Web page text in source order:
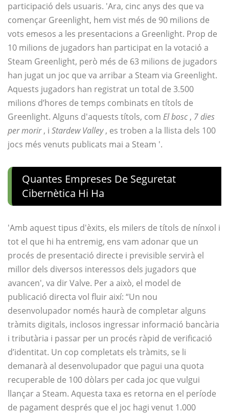
participació dels usuaris. 'Ara, cinc anys des que va
començar Greenlight, hem vist més de 90 milions de
vots emesos a les presentacions a Greenlight. Prop de
10 milions de jugadors han participat en la votació a
Steam Greenlight, però més de 63 milions de jugadors
han jugat un joc que va arribar a Steam via Greenlight.
Aquests jugadors han registrat un total de 3.500
milions d’hores de temps combinats en títols de
Greenlight. Alguns d'aquests títols, com El bosc , 7 dies
per morir, i Stardew Valley, es troben a la llista dels 100
jocs més venuts publicats mai a Steam '.
Quantes Empreses De Seguretat
Cibernètica Hi Ha
'Amb aquest tipus d'èxits, els milers de títols de nínxol i
tot el que hi ha entremig, ens vam adonar que un
procés de presentació directe i previsible servirà el
millor dels diversos interessos dels jugadors que
avancen', va dir Valve. Per a això, el model de
publicació directa vol fluir així: “Un nou
desenvolupador només haurà de completar alguns
tràmits digitals, inclosos ingressar informació bancària
i tributària i passar per un procés ràpid de verificació
d’identitat. Un cop completats els tràmits, se li
demanarà al desenvolupador que pagui una quota
recuperable de 100 dòlars per cada joc que vulgui
llançar a Steam. Aquesta taxa es retorna en el període
de pagament després que el joc hagi venut 1.000